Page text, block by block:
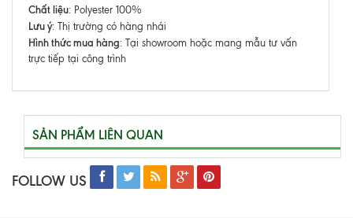
Chất liệu: Polyester 100%
Lưu ý: Thị trường có hàng nhái
Hình thức mua hàng: Tại showroom hoặc mang mẫu tư vấn
trực tiếp tại công trình
SẢN PHẨM LIÊN QUAN
FOLLOW US